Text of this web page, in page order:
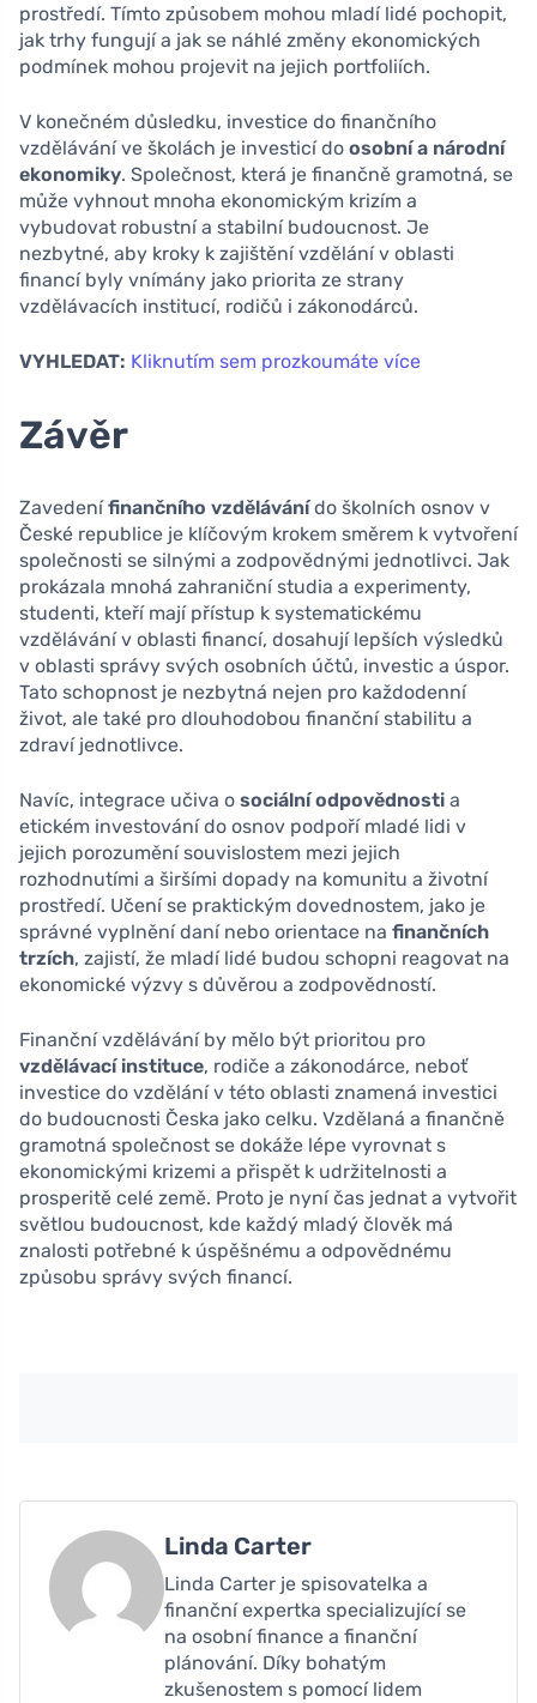
prostředí. Tímto způsobem mohou mladí lidé pochopit,
jak trhy fungují a jak se náhlé změny ekonomických
podmínek mohou projevit na jejich portfoliích.
V konečném důsledku, investice do finančního
vzdělávání ve školách je investicí do osobní a národní
ekonomiky. Společnost, která je finančně gramotná, se
může vyhnout mnoha ekonomickým krizím a
vybudovat robustní a stabilní budoucnost. Je
nezbytné, aby kroky k zajištění vzdělání v oblasti
financí byly vnímány jako priorita ze strany
vzdělávacích institucí, rodičů i zákonodárců.
VYHLEDAT: Kliknutím sem prozkoumáte více
Závěr
Zavedenífinančního vzdělávánído školních osnov v
České republice je klíčovým krokem směrem k vytvoření
společnosti se silnými a zodpovědnými jednotlivci. Jak
prokázala mnohá zahraniční studia a experimenty,
studenti, kteří mají přístup k systematickému
vzdělávání v oblasti financí, dosahují lepších výsledků
v oblasti správy svých osobních účtů, investic a úspor.
Tato schopnost je nezbytná nejen pro každodenní
život, ale také pro dlouhodobou finanční stabilitu a
zdraví jednotlivce.
Navíc, integrace učiva o sociální odpovědnosti a
etickém investování do osnov podpoří mladé lidi v
jejich porozumění souvislostem mezi jejich
rozhodnutími a širšími dopady na komunitu a životní
prostředí. Učení se praktickým dovednostem, jako je
správné vyplnění daní nebo orientace na finančních
trzích, zajistí, že mladí lidé budou schopni reagovat na
ekonomické výzvy s důvěrou a zodpovědností.
Finanční vzdělávání by mělo být prioritou pro
vzdělávací instituce, rodiče a zákonodárce, neboť
investice do vzdělání v této oblasti znamená investici
do budoucnosti Česka jako celku. Vzdělaná a finančně
gramotná společnost se dokáže lépe vyrovnat s
ekonomickými krizemi a přispět k udržitelnosti a
prosperitě celé země. Proto je nyní čas jednat a vytvořit
světlou budoucnost, kde každý mladý člověk má
znalosti potřebné k úspěšnému a odpovědnému
způsobu správy svých financí.
Linda Carter
Linda Carter je spisovatelka a
finanční expertka specializující se
na osobní finance a finanční
plánování. Díky bohatým
zkušenostem s pomocí lidem